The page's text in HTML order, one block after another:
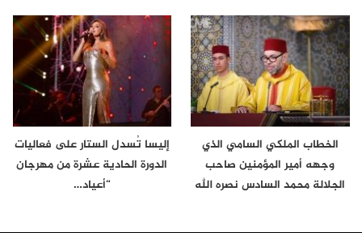
الخطاب الملكي السامي الذي
وجهه أمير المؤمنين صاحب
الجلالة محمد السادس نصره الله
إليسا تُسدل الستار على فعاليات
الدورة الحادية عشرة من مهرجان
“أعياد…